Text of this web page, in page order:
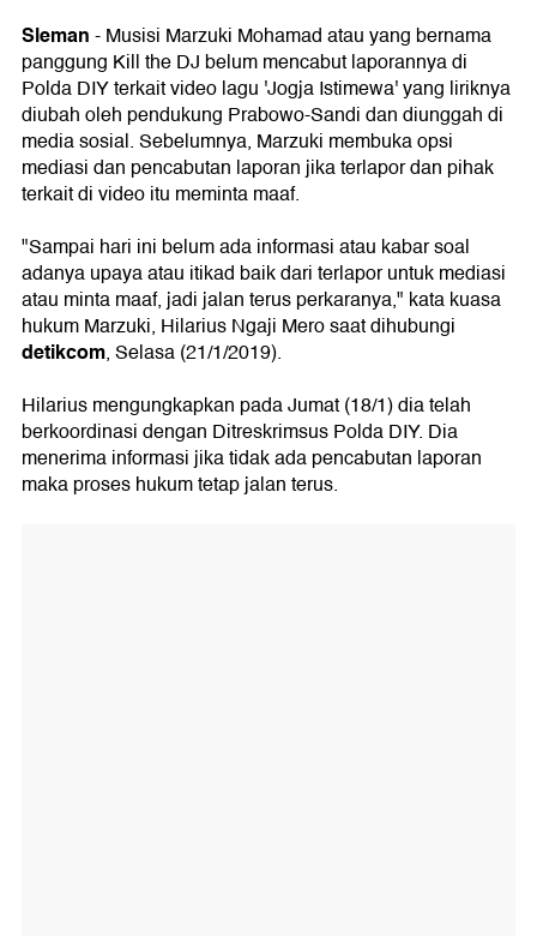
Sleman-Musisi Marzuki Mohamad atau yang bernama
panggung Kill the DJ belum mencabut laporannya di
Polda DIY terkait video lagu 'Jogja Istimewa' yang liriknya
diubah oleh pendukung Prabowo-Sandi dan diunggah di
media sosial. Sebelumnya, Marzuki membuka opsi
mediasi dan pencabutan laporan jika terlapor dan pihak
terkait di video itu meminta maaf.
"Sampai hari ini belum ada informasi atau kabar soal
adanya upaya atau itikad baik dari terlapor untuk mediasi
atau minta maaf, jadi jalan terus perkaranya," kata kuasa
hukum Marzuki, Hilarius Ngaji Mero saat dihubungi
detikcom, Selasa (21/1/2019).
Hilarius mengungkapkan pada Jumat (18/1) dia telah
berkoordinasi dengan Ditreskrimsus Polda DIY. Dia
menerima informasi jika tidak ada pencabutan laporan
maka proses hukum tetap jalan terus.